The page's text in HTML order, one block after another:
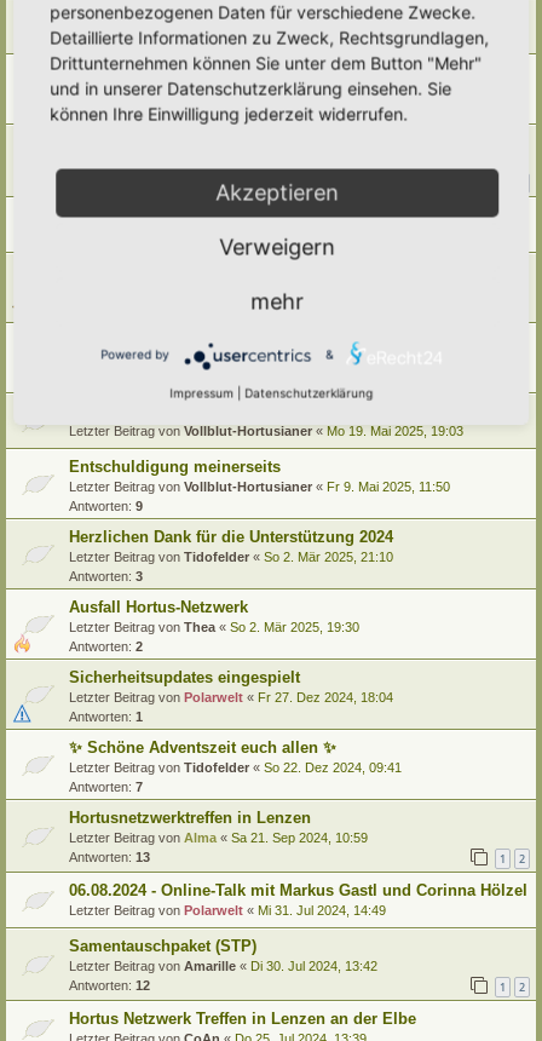
Vielen lieben Dank für die Unterstützung 2025
Letzter Beitrag vonPolarwelt«Do 1. Jan 2026, 07:02
Mal wieder Angriffe aufs Hortus-Netzwerk
Letzter Beitrag vonAmarille«Do 16. Okt 2025, 13:32
Antworten:5
Horti Umzug
Fr 22. Aug 2025, 10:52
Mi 16. Jul 2025, 23:34
Hortus-Netzwerk-Region Unterfranken
Letzter Beitrag von Gartenfreund«So 15. Jun 2025, 05:54
Letzter Beitrag von Vollblut-Hortusianer« Mo 19. Mai 2025, 19:03
Entschuldigung meinerseits
Letzter Beitrag von Vollblut-Hortusianer « Fr 9. Mai 2025, 11:50
Antworten: 9
Herzlichen Dank für die Unterstützung 2024
Letzter Beitrag von Tidofelder « So 2. Mär 2025, 21:10
Antworten: 3
Ausfall Hortus-Netzwerk
Letzter Beitrag von Thea « So 2. Mär 2025, 19:30
Antworten: 2
Sicherheitsupdates eingespielt
Letzter Beitrag von Polarwelt « Fr 27. Dez 2024, 18:04
Antworten: 1
✨ Schöne Adventszeit euch allen ✨
Letzter Beitrag von Tidofelder « So 22. Dez 2024, 09:41
Antworten: 7
Hortusnetzwerktreffen in Lenzen
Letzter Beitrag von Alma « Sa 21. Sep 2024, 10:59
Antworten: 13 1 2
06.08.2024 - Online-Talk mit Markus Gastl und Corinna Hölzel
Letzter Beitrag von Polarwelt « Mi 31. Jul 2024, 14:49
Samentauschpaket (STP)
Letzter Beitrag von Amarille « Di 30. Jul 2024, 13:42
Antworten: 12 1 2
Hortus Netzwerk Treffen in Lenzen an der Elbe
personenbezogenen Daten für verschiedene Zwecke.
Detaillierte Informationen zu Zweck, Rechtsgrundlagen,
Drittunternehmen können Sie unter dem Button "Mehr"
und in unserer Datenschutzerklärung einsehen. Sie
können Ihre Einwilligung jederzeit widerrufen.
Akzeptieren
Verweigern
mehr
Powered by &
Impressum Datenschutzerklärung